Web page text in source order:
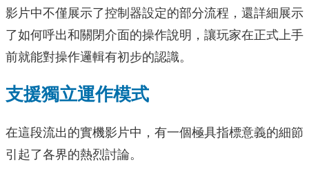
影片中不僅展示了控制器設定的部分流程，還詳細展示
了如何呼出和關閉介面的操作說明，讓玩家在正式上手
前就能對操作邏輯有初步的認識。
支援獨立運作模式
在這段流出的實機影片中，有一個極具指標意義的細節
引起了各界的熱烈討論。